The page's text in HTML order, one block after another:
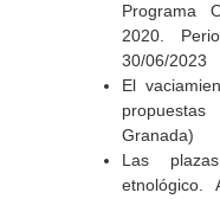
Programa
2020.
30/06/2023
El
Granada)
Las